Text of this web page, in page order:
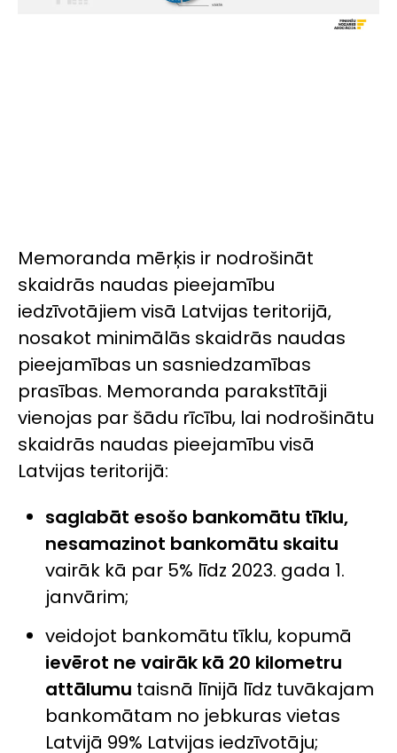
Memoranda mērķis ir nodrošināt
skaidrās naudas pieejamību
iedzīvotājiem visā Latvijas teritorijā,
nosakot minimālās skaidrās naudas
pieejamības un sasniedzamības
prasības. Memoranda parakstītāji
vienojas par šādu rīcību, lai nodrošinātu
skaidrās naudas pieejamību visā
Latvijas teritorijā:
saglabāt esošo bankomātu tīklu,
nesamazinot bankomātu skaitu
vairāk kā par 5% līdz 2023. gada 1.
janvārim;
veidojot bankomātu tīklu, kopumā
ievērot ne vairāk kā 20 kilometru
attālumu taisnā līnijā līdz tuvākajam
bankomātam no jebkuras vietas
Latvijā 99% Latvijas iedzīvotāju;